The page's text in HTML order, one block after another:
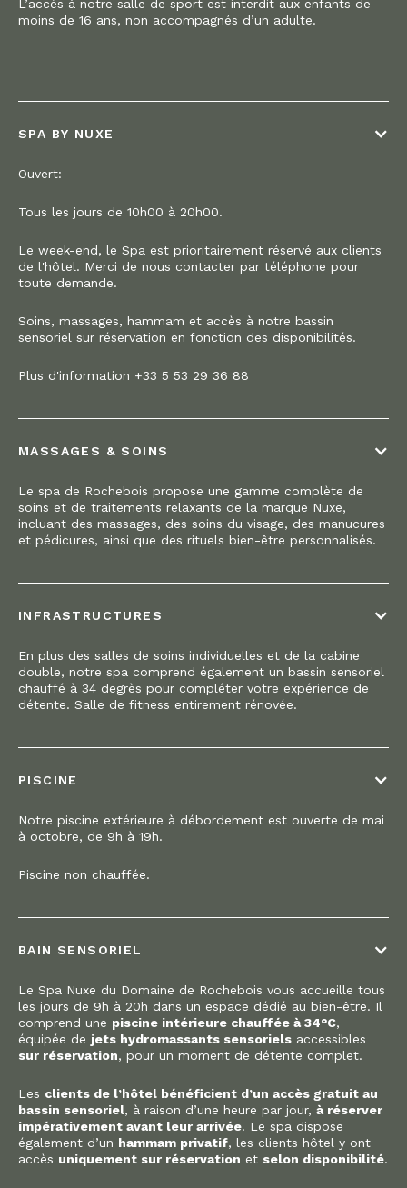
L’accès à notre salle de sport est interdit aux enfants de
moins de 16 ans, non accompagnés d’un adulte.
SPA BY NUXE
Ouvert:
Tous les jours de 10h00 à 20h00.
Le week-end, le Spa est prioritairement réservé aux clients
de l'hôtel. Merci de nous contacter par téléphone pour
toute demande.
Soins, massages, hammam et accès à notre bassin
sensoriel sur réservation en fonction des disponibilités.
Plus d'information +33 5 53 29 36 88
MASSAGES & SOINS
Le spa de Rochebois propose une gamme complète de
soins et de traitements relaxants de la marque Nuxe,
incluant des massages, des soins du visage, des manucures
et pédicures, ainsi que des rituels bien-être personnalisés.
INFRASTRUCTURES
En plus des salles de soins individuelles et de la cabine
double, notre spa comprend également un bassin sensoriel
chauffé à 34 degrès pour compléter votre expérience de
détente. Salle de fitness entirement rénovée.
PISCINE
Notre piscine extérieure à débordement est ouverte de mai
à octobre, de 9h à 19h.
Piscine non chauffée.
BAIN SENSORIEL
Le Spa Nuxe du Domaine de Rochebois vous accueille tous
les jours de 9h à 20h dans un espace dédié au bien-être. Il
comprend une piscine intérieure chauffée à 34°C,
équipée de jets hydromassants sensoriels accessibles
sur réservation, pour un moment de détente complet.
Les clients de l’hôtel bénéficient d’un accès gratuit au
bassin sensoriel, à raison d’une heure par jour, à réserver
impérativement avant leur arrivée. Le spa dispose
également d’un hammam privatif, les clients hôtel y ont
accès uniquement sur réservation et selon disponibilité.